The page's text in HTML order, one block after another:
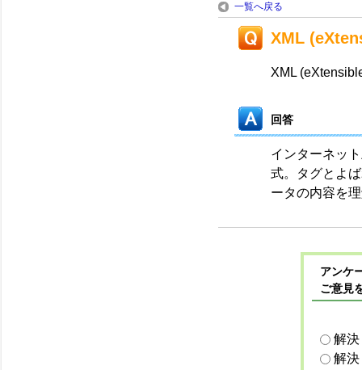
一覧へ戻る
XML
XML
回答
インターネッ
式。タグとよ
ータの内容を
アンケ
ご意見
解
解